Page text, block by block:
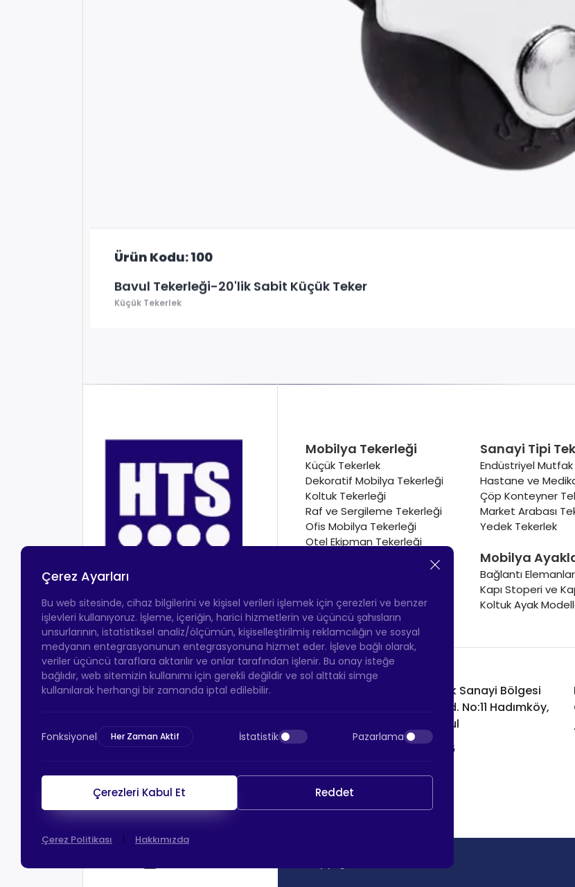
Ürün Kodu: 100
Bavul Tekerleği-20'lik Sabit Küçük Teker
Küçük Tekerlek
Mobilya Tekerleği
Küçük Tekerlek
Dekoratif Mobilya Tekerleği
Koltuk Tekerleği
Raf ve Sergileme Tekerleği
Ofis Mobilya Tekerleği
Otel Ekipman Tekerleği
Soğutucu ve Isıtıcı Tekerleği
Sanayi Tipi
Endüstriyel
Hastane ve
Çöp Konteyner
Market Arabası
Yedek Tekerlek
Mobilya
Bağlantı
Kapı Stoperi ve
Koltuk Ayak
Atatürk Sanayi Bölgesi
Ömerli Mah. Uzunçayır Cad. No:11 Hadımköy,
34555 Arnavutköy/İstanbul
+90 212 640 66 46
Email:info@htsteker.com
Çerez Ayarları
Bu web sitesinde, cihaz bilgilerini ve kişisel verileri işlemek için çerezleri ve benzer
işlevleri kullanıyoruz. İşleme, içeriğin, harici hizmetlerin ve üçüncü şahısların
unsurlarının, istatistiksel analiz/ölçümün, kişiselleştirilmiş reklamcılığın ve sosyal
medyanın entegrasyonunun entegrasyonuna hizmet eder. İşleve bağlı olarak,
veriler üçüncü taraflara aktarılır ve onlar tarafından işlenir. Bu onay isteğe
bağlıdır, web sitemizin kullanımı için gerekli değildir ve sol alttaki simge
kullanılarak herhangi bir zamanda iptal edilebilir.
Fonksiyonel Her Zaman Aktif İstatistik Pazarlama
Çerezleri Kabul Et Reddet
Çerez Politikası | Hakkımızda